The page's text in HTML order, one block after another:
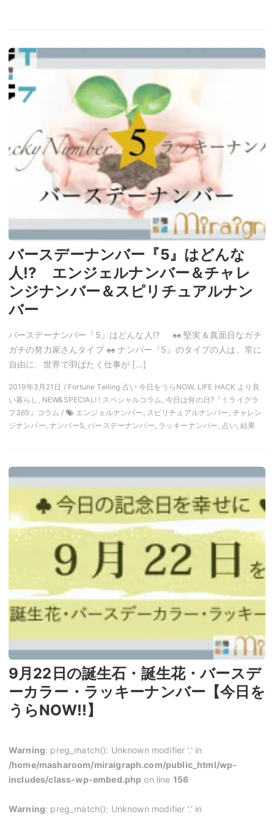
バースデーナンバー『5』はどんな
人!? エンジェルナンバー＆チャレ
ンジナンバー＆スピリチュアルナン
バー
バースデーナンバー『5』はどんな人!? ♠♠ 堅実＆真面目なガチ
ガチの努力家さんタイプ ♠♠ ナンバー『5』のタイプの人は、常に
自由に、世界で羽ばたく仕事が […]
2019年3月21日 / Fortune Telling 占い 今日をうらNOW, LIFE HACK より良
い暮らし, NEW&SPECIAL! ! スペシャルコラム, 今日は何の日?『ミライグラ
フ365』コラム /
エンジェルナンバー, スピリチュアルナンバー, チャレン
ジナンバー, ナンバー5, バースデーナンバー, ラッキーナンバー, 占い, 結果
9月22日の誕生石・誕生花・バースデ
ーカラー・ラッキーナンバー【今日を
うらNOW!!】
Warning: preg_match(): Unknown modifier '.' in
/home/masharoom/miraigraph.com/public_html/wp-
includes/class-wp-embed.php on line 156
Warning: preg_match(): Unknown modifier '.' in